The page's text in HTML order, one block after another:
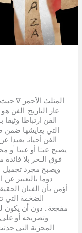
المثلث الأحمر ∇ حيث
عار التاريخ. الفن
الفن ارتباطا
التي يعايشها ضمن
الفن أحيانا
يصبح عبثا أو عبئا أو
فوق البحر بلا
ويصبح مجرد تجميل
دوما بالتعبير عن
أؤمن بأن الفنان
الضخمة التي
مفجعة.. دون أن يكون
وتصريحه أو على
المحزنة التي